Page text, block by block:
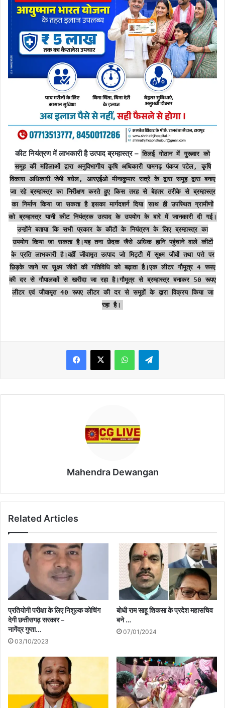
कीट नियंत्रण में लाभकारी है उत्पाद ब्रम्हास्त्र – तिलई गोठान में गुरूवार को
समूह की महिलाओं द्वारा अनुविभागीय कृषि अधिकारी पामगढ़ पंकज पटेल, कृषि
विकास अधिकारी जेपी बघेल, आरएईओ मीनाकुमार रात्रे के द्वारा समूह द्वारा बनाए
जा रहे ब्रम्हास्त्र का निरीक्षण करते हुए किस तरह से बेहतर तरीके से ब्रम्हास्त्र
का निर्माण किया जा सकता है इसका मार्गदशर्न दिया
साथ ही उपस्थित ग्रामीणों
को ब्रम्हास्त्र यानी कीट नियंत्रक उत्पाद के उपयोग के बारे में जानकारी दी गई।
उन्होंने बताया कि सभी प्रकार के कीटों के नियंत्रण के लिए ब्रम्हास्त्र का
उपयोग किया जा सकता है।यह तना छेदक जैसे अधिक हानि पहुंचाने वाले कीटों
के प्रति लाभकारी है।वहीं जीवामृत उत्पाद जो मिट्टी में सूक्ष्म जीवों तथा पत्ते पर
छिड़के जाने पर सूक्ष्म जीवों की गतिविधि को बढ़ाता है।एक लीटर गौमूत्र 4 रूपए
की दर से गौपालकों से खरीदा जा रहा है।गौमूत्र से ब्रम्हास्त्र बनाकर 50 रूपए
लीटर एवं जीवामृत 40 रूपए लीटर की दर से समूहों के द्वारा विक्रय किया जा
रहा है।
WhatsAppTelegram
Mahendra Dewangan
Related Articles
प्रतियोगी परीक्षा के लिए निशुल्क कोचिंग
देगी छत्तीसगढ़ सरकार –
नागेंद्र गुप्ता…
03/10/2023
बोधी राम साहू शिकसा के प्रदेश महासचिव
बने …
07/01/2024